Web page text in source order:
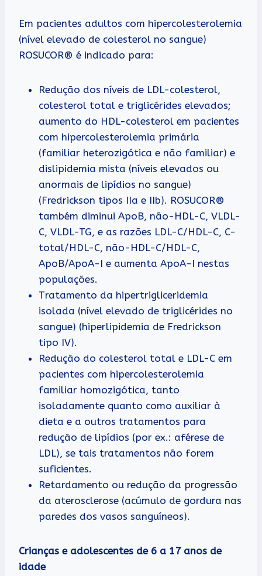
Em pacientes adultos com hipercolesterolemia
(nível elevado de colesterol no sangue)
ROSUCOR® é indicado para:
Redução dos níveis de LDL-colesterol,
colesterol total e triglicérides elevados;
aumento do HDL-colesterol em pacientes
com hipercolesterolemia primária
(familiar heterozigótica e não familiar) e
dislipidemia mista (níveis elevados ou
anormais de lipídios no sangue)
(Fredrickson tipos IIa e IIb). ROSUCOR®
também diminui ApoB, não-HDL-C, VLDL-
C, VLDL-TG, e as razões LDL-C/HDL-C, C-
total/HDL-C, não-HDL-C/HDL-C,
ApoB/ApoA-I e aumenta ApoA-I nestas
populações.
Tratamento da hipertrigliceridemia
isolada (nível elevado de triglicérides no
sangue) (hiperlipidemia de Fredrickson
tipo IV).
Redução do colesterol total e LDL-C em
pacientes com hipercolesterolemia
familiar homozigótica, tanto
isoladamente quanto como auxiliar à
dieta e a outros tratamentos para
redução de lipídios (por ex.: aférese de
LDL), se tais tratamentos não forem
suficientes.
Retardamento ou redução da progressão
da aterosclerose (acúmulo de gordura nas
paredes dos vasos sanguíneos).
Crianças e adolescentes de 6 a 17 anos de
idade